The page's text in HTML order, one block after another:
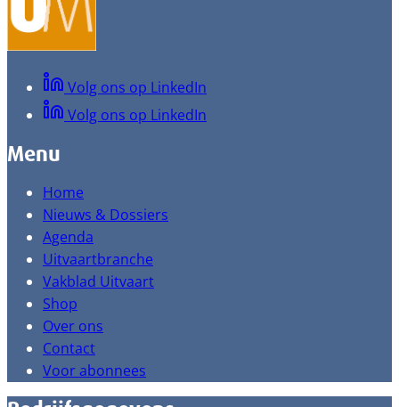
Volg ons op LinkedIn
Volg ons op LinkedIn
Menu
Home
Nieuws & Dossiers
Agenda
Uitvaartbranche
Vakblad Uitvaart
Shop
Over ons
Contact
Voor abonnees